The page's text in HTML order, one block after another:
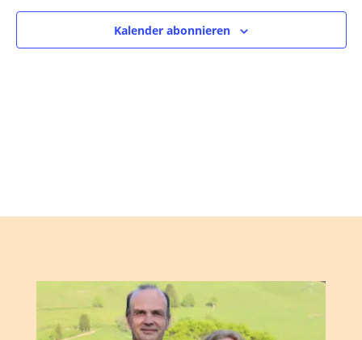
Kalender abonnieren